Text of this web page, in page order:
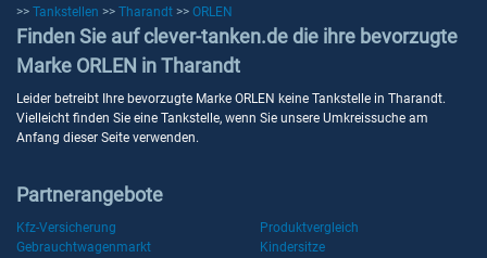
>> Tankstellen >> Tharandt >> ORLEN
Finden Sie auf clever-tanken.de die ihre bevorzugte
Marke ORLEN in Tharandt
Leider betreibt Ihre bevorzugte Marke ORLEN keine Tankstelle in Tharandt.
Vielleicht finden Sie eine Tankstelle, wenn Sie unsere Umkreissuche am
Anfang dieser Seite verwenden.
Partnerangebote
Kfz-Versicherung
Produktvergleich
Gebrauchtwagenmarkt
Kindersitze